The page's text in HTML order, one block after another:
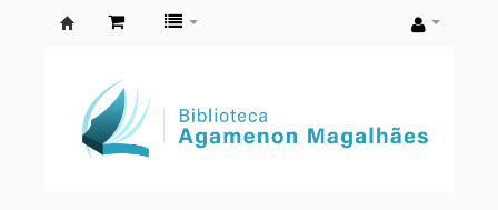
Agamenon
Magalhães